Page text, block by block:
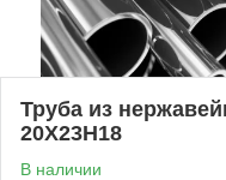
Труба из
20Х23Н18
В наличии